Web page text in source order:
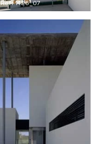
Ref: 1426_07